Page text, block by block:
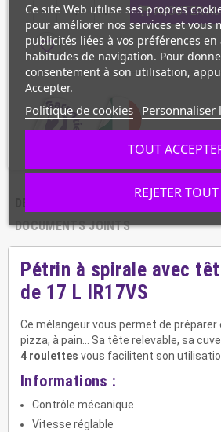
remove add shopping_cartAJOUTER
favorite_border
CARACTÉRISTIQUES
DOCUMENTS JOINTS
Pétrin à spirale avec
de 17 L IR17VS
Ce mélangeur vous permet de
pizza, à pain... Sa tête relevable, sa
4 roulettes vous facilitent son
Informations :
Contrôle mécanique
Vitesse réglable
Ce site Web utilise ses propres
pour améliorer nos services et vous
publicités liées à vos préférences en
habitudes de navigation. Pour
consentement à son utilisation,
Accepter.
Politique de cookies Personnaliser
REJETER TOUT
TOUT